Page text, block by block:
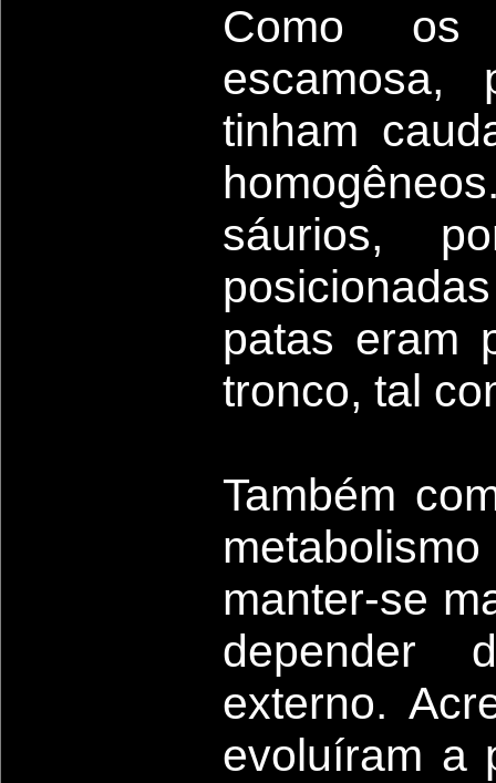
Como os
escamosa,
tinham
sáurios,
patas eram
tronco, tal
Também
manter-se
depender
externo.
evoluíram a